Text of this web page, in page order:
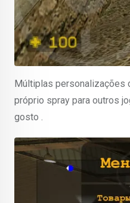
Múltiplas personalizações
próprio spray para outros
gosto .